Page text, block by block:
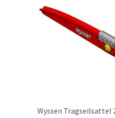
Wyssen Tragseilsattel